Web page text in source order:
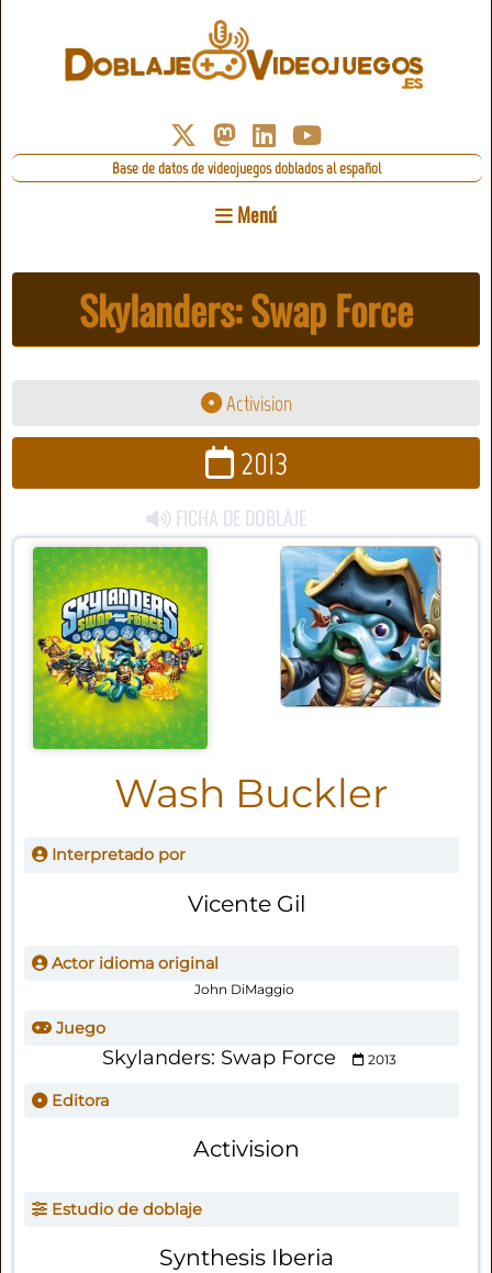
Base de datos de videojuegos doblados al español
Menú
Skylanders: Swap Force
Activision
2013
FICHA DE DOBLAJE
Wash Buckler
Interpretado por
Vicente Gil
Actor idioma original
John DiMaggio
Juego
Skylanders: Swap Force 2013
Editora
Activision
Estudio de doblaje
Synthesis Iberia